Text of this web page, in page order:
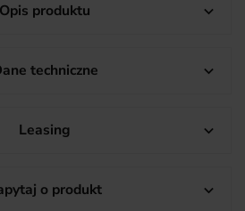
Opis produktu 
techniczne 
Leasing 
o produkt 